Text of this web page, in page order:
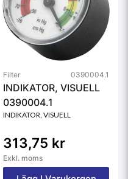
Filter 0390004.1
INDIKATOR, VISUELL
0390004.1
INDIKATOR, VISUELL
313,75 kr
Exkl. moms